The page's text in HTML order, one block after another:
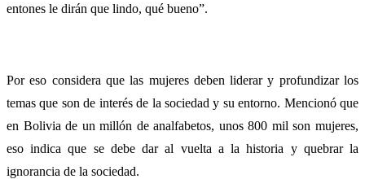
entones le dirán que lindo, qué bueno”.
Por eso considera que las mujeres deben liderar y profundizar los
temas que son de interés de la sociedad y su entorno. Mencionó que
en Bolivia de un millón de analfabetos, unos 800 mil son mujeres,
eso indica que se debe dar al vuelta a la historia y quebrar la
ignorancia de la sociedad.